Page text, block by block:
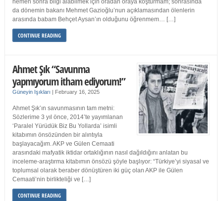
hemen sonra bilgi alabilmek için oradan oraya koşturmam; sonrasında
da dönemin bakanı Mehmet Gazioğlu’nun açıklamasından ölenlerin
arasında babam Behçet Aysan’ın olduğunu öğrenmem… […]
CONTINUE READING
Ahmet Şık “Savunma
yapmıyorum itham ediyorum!”
Güneyin Işıkları | February 16, 2025
Ahmet Şık’ın savunmasının tam metni:
Sözlerime 3 yıl önce, 2014’te yayımlanan
‘Paralel Yürüdük Biz Bu Yollarda’ isimli
kitabımın önsözünden bir alıntıyla
başlayacağım. AKP ve Gülen Cemaati
arasındaki mafyatik iktidar ortaklığının nasıl dağıldığını anlatan bu
inceleme-araştırma kitabımın önsözü şöyle başlıyor: “Türkiye’yi siyasal ve
toplumsal olarak beraber dönüştüren iki güç olan AKP ile Gülen
Cemaati’nin birlikteliği ve […]
CONTINUE READING